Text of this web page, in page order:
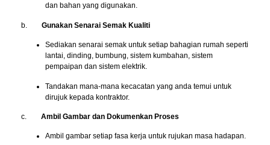
dan bahan yang digunakan.
b. Gunakan Senarai Semak Kualiti
Sediakan senarai semak untuk setiap bahagian rumah seperti
lantai, dinding, bumbung, sistem kumbahan, sistem
pempaipan dan sistem elektrik.
Tandakan mana-mana kecacatan yang anda temui untuk
dirujuk kepada kontraktor.
c. Ambil Gambar dan Dokumenkan Proses
Ambil gambar setiap fasa kerja untuk rujukan masa hadapan.